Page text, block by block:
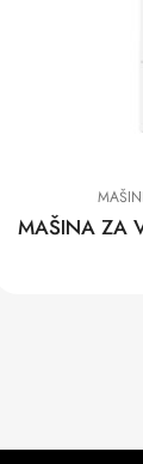
MAŠINA ZA